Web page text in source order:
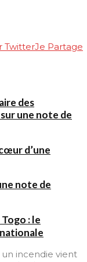
TwitterJe Partage
des
une note de
d’une
note de
: le
incendie vient